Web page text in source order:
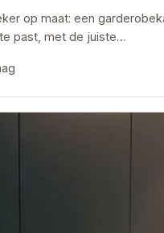
op maat: een
past, met de juiste…